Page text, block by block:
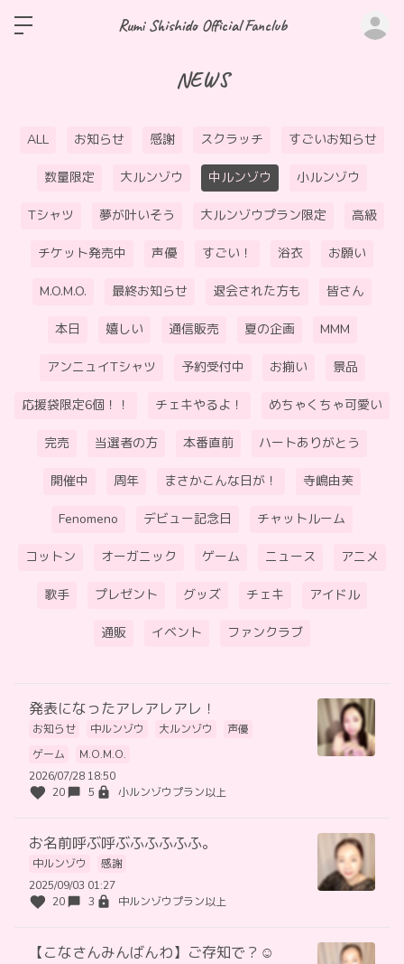
Rumi Shishido Official Fanclub
NEWS
ALL お知らせ 感謝 スクラッチ すごいお知らせ
数量限定 大ルンゾウ 中ルンゾウ 小ルンゾウ
Tシャツ 夢が叶いそう 大ルンゾウプラン限定 高級
チケット発売中 声優 すごい！ 浴衣 お願い
M.O.M.O. 最終お知らせ 退会された方も 皆さん
本日 嬉しい 通信販売 夏の企画 MMM
アンニュイTシャツ 予約受付中 お揃い 景品
応援袋限定6個！！ チェキやるよ！ めちゃくちゃ可愛い
完売 当選者の方 本番直前 ハートありがとう
開催中 周年 まさかこんな日が！ 寺嶋由芙
Fenomeno デビュー記念日 チャットルーム
コットン オーガニック ゲーム ニュース アニメ
歌手 プレゼント グッズ チェキ アイドル
通販 イベント ファンクラブ
発表になったアレアレアレ！
お知らせ 中ルンゾウ 大ルンゾウ
声優
ゲーム
M.O.M.O.
2026/07/28 18:50
20
5 小ルンゾウプラン以上
お名前呼ぶ呼ぶふふふふふ。
中ルンゾウ
感謝
2025/09/03 01:27
20
3 中ルンゾウプラン以上
【こなさんみんばんわ】ご存知で？☺️